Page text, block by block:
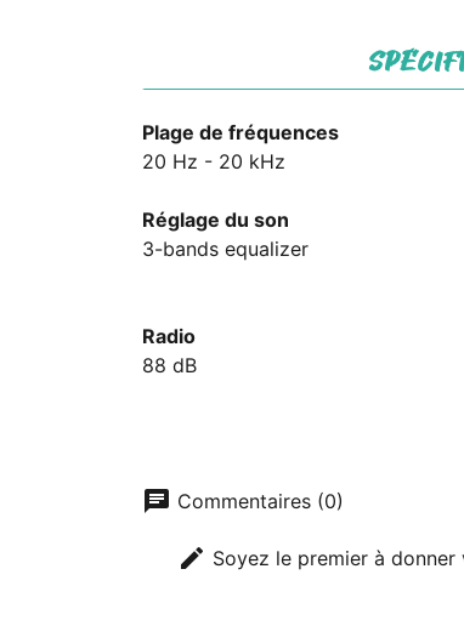
Plage de fréquences
20 Hz - 20 kHz
Réglage du son
3-bands equalizer
Radio
88 dB
chat Commentaires (0)
edit Soyez le premier à donner